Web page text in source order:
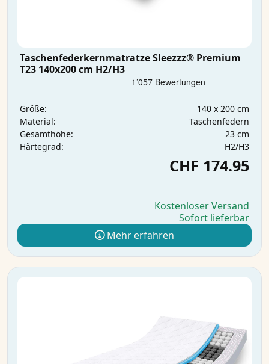
Taschenfederkernmatratze Sleezzz® Premium
T23 140x200 cm H2/H3
Größe:
140 x 200 cm
Material:
Taschenfedern
Gesamthöhe:
23 cm
Härtegrad:
H2/H3
CHF 174.95
Kostenloser Versand
Sofort lieferbar
Mehr erfahren